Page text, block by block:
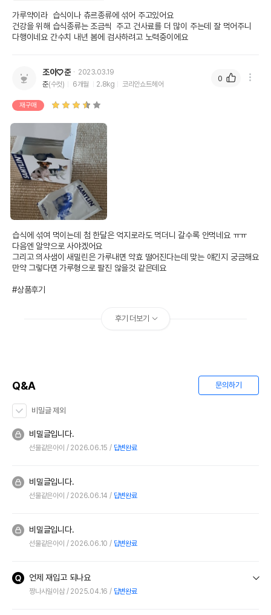
가루약이라  습식이나 츄르종류에 섞어 주고있어요
건강을 위해 습식종류는 조금씩  주고 건사료를 더 많이 주는데 잘 먹어주니
다행이네요 간수치 내년 봄에 검사하려고 노력중이에요
조이♡준
2023.03.19
준(수컷) 6개월 2.8kg 코리안쇼트헤어
재구매
습식에 섞여 먹이는데 첨 한달은 억지로라도 먹더니 갈수록 안먹네요 ㅠㅠ
다음엔 알약으로 사야겠어요
그리고 의사샘이 새밀린은 가루내면 약효 떨어진다는데 맞는 얘긴지 궁금해요
만약 그렇다면 가루형으로 팔진 않을것 같은데요
#상품후기
0
후기 더보기
Q&A 문의하기
비밀글 제외
비밀글입니다.
선물같은아이 2026.06.15 답변완료
비밀글입니다.
선물같은아이 2026.06.14 답변완료
비밀글입니다.
선물같은아이 2026.06.10 답변완료
언제 재입고 되나요
짱나사일이삼 2025.04.16 답변완료